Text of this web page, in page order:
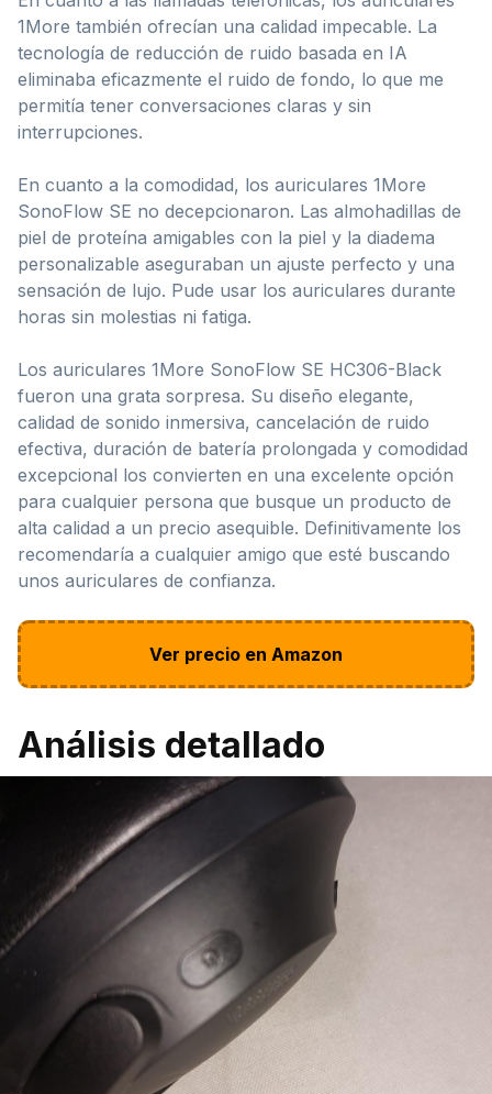
1More también ofrecían una calidad impecable. La
tecnología de reducción de ruido basada en IA
eliminaba eficazmente el ruido de fondo, lo que me
permitía tener conversaciones claras y sin
interrupciones.
En cuanto a la comodidad, los auriculares 1More
SonoFlow SE no decepcionaron. Las almohadillas de
piel de proteína amigables con la piel y la diadema
personalizable aseguraban un ajuste perfecto y una
sensación de lujo. Pude usar los auriculares durante
horas sin molestias ni fatiga.
Los auriculares 1More SonoFlow SE HC306-Black
fueron una grata sorpresa. Su diseño elegante,
calidad de sonido inmersiva, cancelación de ruido
efectiva, duración de batería prolongada y comodidad
excepcional los convierten en una excelente opción
para cualquier persona que busque un producto de
alta calidad a un precio asequible. Definitivamente los
recomendaría a cualquier amigo que esté buscando
unos auriculares de confianza.
Ver precio en Amazon
Análisis detallado